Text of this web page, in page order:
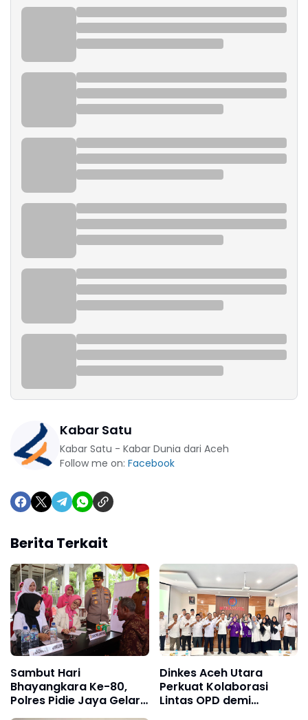
Kabar Satu
Kabar Satu - Kabar Dunia dari Aceh
Follow me on: Facebook
Berita Terkait
Sambut Hari
Bhayangkara Ke-80,
Polres Pidie Jaya Gelar
Bakti Kesehatan
Dinkes Aceh Utara
Perkuat Kolaborasi
Lintas OPD demi